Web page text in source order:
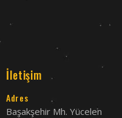
İletişim
Adres
Başakşehir Mh. Yücelen